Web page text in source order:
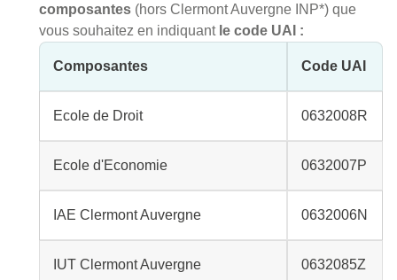
composantes (hors Clermont Auvergne INP*) que
vous souhaitez en indiquant le code UAI :
Composantes Code UAI
Ecole de Droit 0632008R
Ecole d'Economie 0632007P
IAE Clermont Auvergne 0632006N
IUT Clermont Auvergne 0632085Z